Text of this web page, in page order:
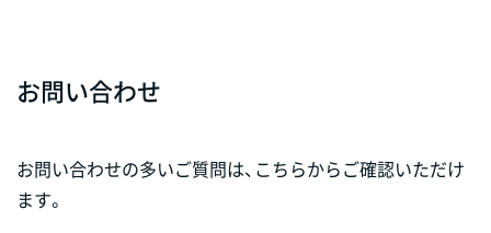
お問い合わせ
お問い合わせの多いご質問は、こちらからご確認いただけ
ます。